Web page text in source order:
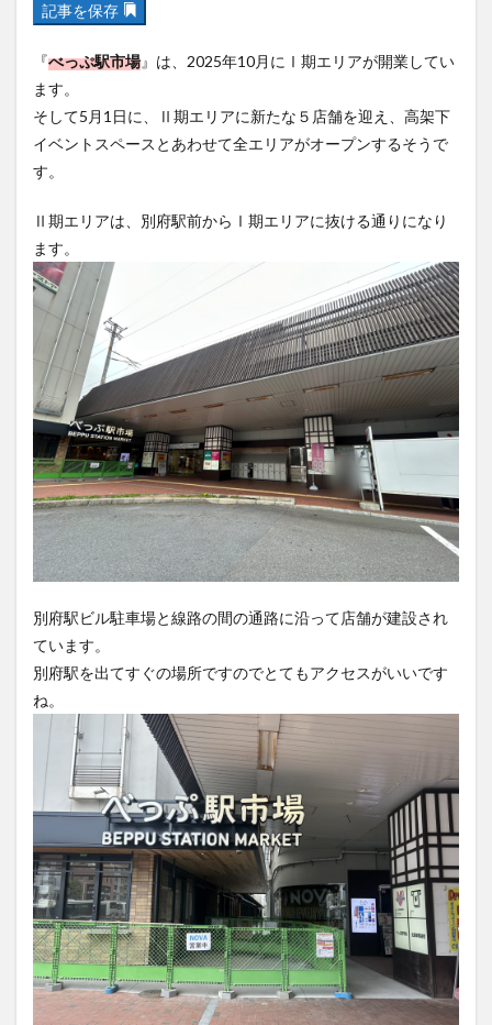
記事を保存
『べっぷ駅市場』は、2025年10月にⅠ期エリアが開業してい
ます。
そして5月1日に、Ⅱ期エリアに新たな５店舗を迎え、高架下
イベントスペースとあわせて全エリアがオープンするそうで
す。
Ⅱ期エリアは、別府駅前からⅠ期エリアに抜ける通りになり
ます。
別府駅ビル駐車場と線路の間の通路に沿って店舗が建設され
ています。
別府駅を出てすぐの場所ですのでとてもアクセスがいいです
ね。
ハンバーグ
フルーツ
プレミアム商品券
プロレス
ヘルシー
ペスカトーレ
ペット
ラバーダック
ランチ ラーメン
リニューアル
中央町
中華料理 九重町
休業
佐伯市
佐賀関
体験レポ
保護猫
公園 冬 初詣
別府
別府市
別府観光 古国府
古物
古着
台湾料理 和定食 和菓子
国東市
地獄めぐり 城島高原パーク
壁画
夏祭り
外貨両替機
大分みなと祭り
大分グルメ
大分スイーツ
大分ランチ
大分三好ヴァイセアドラー
大分市
大分市美術館
大分県
大分県立美術館 大分空港
大分駅
大分駅近く
大神ファーム
大谷翔平選手
姫島村
宇佐市
居酒屋 屋台
平和市民公園能楽堂
新店
日出 日出町 日田市
明豊
書店 期間限定 本
杵築市
津久見市
海開き 温泉 湧水
湯布院
滝
漢方 炭火焼き 焼き菓子
玖珠郡
由布市 由布院
石仏
磨崖仏
祝祭の広場 神社 祭り
秋
移転
竹田 竹田市 竹田市ディナー
紅葉
自動販売機 自転車 臼杵市
舞台
芋
花 花火 茶碗蒸し 蕎麦
虹